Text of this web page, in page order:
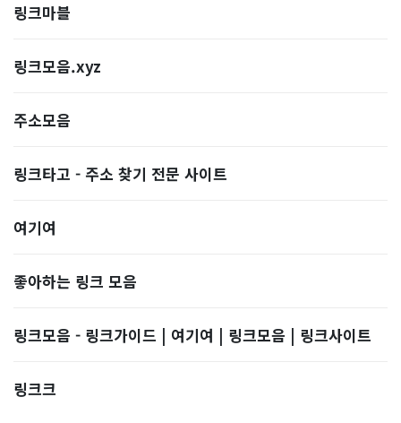
링크마블
링크모음.xyz
주소모음
링크타고 - 주소 찾기 전문 사이트
여기여
좋아하는 링크 모음
링크모음 - 링크가이드 | 여기여 | 링크모음 | 링크사이트
링크크